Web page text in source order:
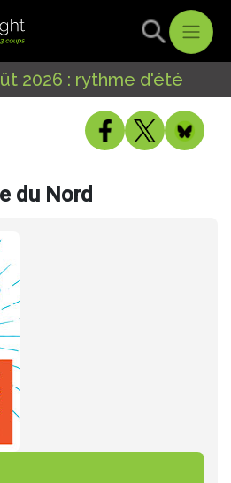
2026 : rythme d'été
du Nord